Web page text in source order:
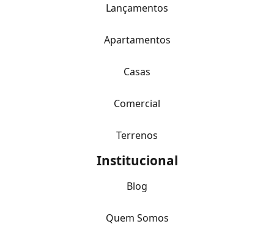
Lançamentos
Apartamentos
Casas
Comercial
Terrenos
Institucional
Blog
Quem Somos